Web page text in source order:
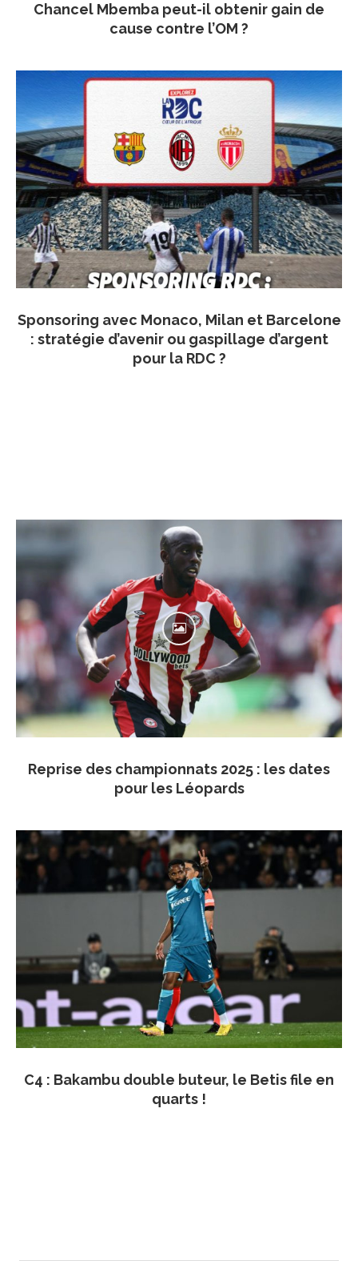
Chancel Mbemba peut-il obtenir gain de
cause contre l’OM ?
Sponsoring avec Monaco, Milan et Barcelone
: stratégie d’avenir ou gaspillage d’argent
pour la RDC ?
Reprise des championnats 2025 : les dates
pour les Léopards
C4 : Bakambu double buteur, le Betis file en
quarts !